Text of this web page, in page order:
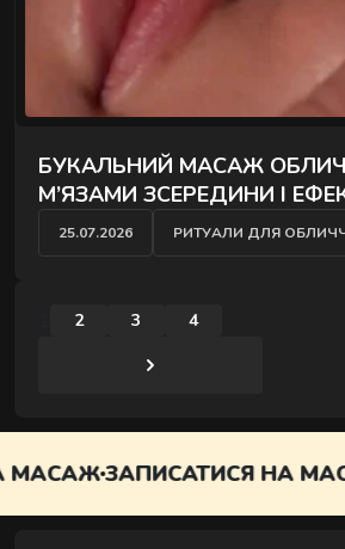
БУКАЛЬНИЙ МАСАЖ
М’ЯЗАМИ ЗСЕРЕДИНИ І
ДАЄ ЖОДЕН ІНШИЙ
25.07.2026 РИТУАЛИ ДЛЯ
2 3 4
ЗАПИСАТИСЯ НА МАСАЖ